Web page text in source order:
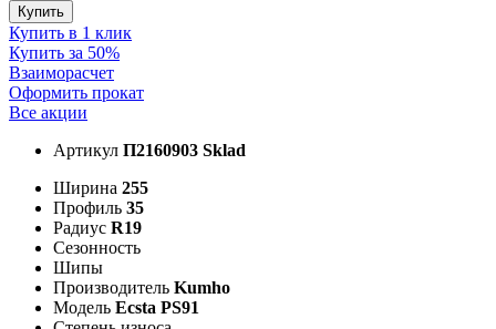
Купить
Купить в 1 клик
Купить за 50%
Взаиморасчет
Оформить прокат
Все акции
Артикул П2160903 Sklad
Ширина 255
Профиль 35
Радиус R19
Сезонность
Шипы
Производитель Kumho
Модель Ecsta PS91